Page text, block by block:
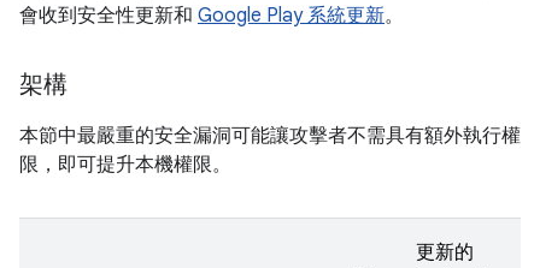
會收到安全性更新和 Google Play 系統更新。
架構
本節中最嚴重的安全漏洞可能讓攻擊者不需具有額外執行權
限，即可提升本機權限。
更新的